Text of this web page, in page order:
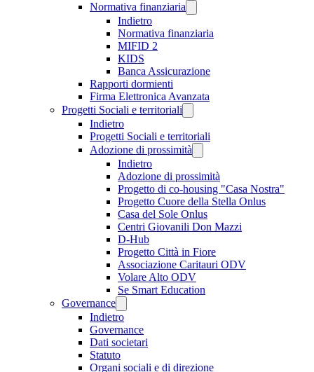
Normativa finanziaria
Indietro
Normativa finanziaria
MIFID 2
KIDS
Banca Assicurazione
Rapporti dormienti
Firma Elettronica Avanzata
Progetti Sociali e territoriali
Indietro
Progetti Sociali e territoriali
Adozione di prossimità
Indietro
Adozione di prossimità
Progetto di co-housing "Casa Nostra"
Progetto Cuore della Stella Onlus
Casa del Sole Onlus
Centri Giovanili Don Mazzi
D-Hub
Progetto Città in Fiore
Associazione Caritauri ODV
Volare Alto ODV
Se Smart Education
Governance
Indietro
Governance
Dati societari
Statuto
Organi sociali e di direzione